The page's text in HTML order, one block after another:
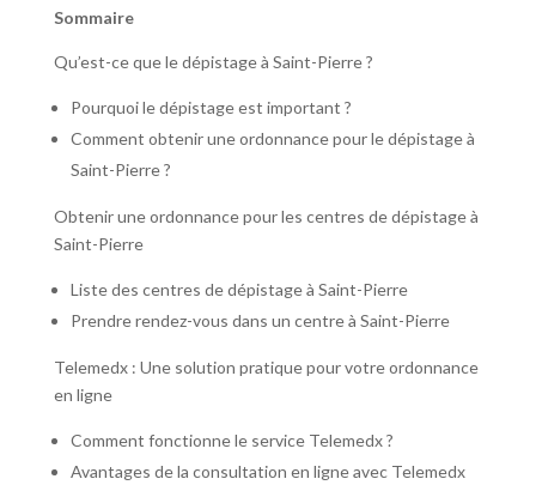
Sommaire
Qu’est-ce que le dépistage à Saint-Pierre ?
Pourquoi le dépistage est important ?
Comment obtenir une ordonnance pour le dépistage à
Saint-Pierre ?
Obtenir une ordonnance pour les centres de dépistage à
Saint-Pierre
Liste des centres de dépistage à Saint-Pierre
Prendre rendez-vous dans un centre à Saint-Pierre
Telemedx : Une solution pratique pour votre ordonnance
en ligne
Comment fonctionne le service Telemedx ?
Avantages de la consultation en ligne avec Telemedx